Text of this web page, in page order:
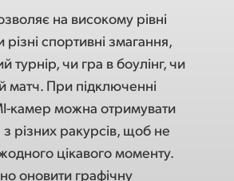
на високому рівні
різні спортивні змагання,
турнір, чи гра в боулінг, чи
матч. При підключенні
камер можна отримувати
різних ракурсів, щоб не
цікавого моменту.
оновити графічну